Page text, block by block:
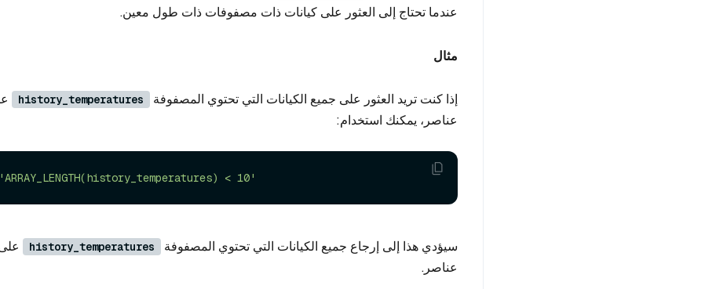
عندما تحتاج إلى العثور على كيانات ذات مصفوفات ذات طول معين.
مثال
إذا كنت تريد العثور على جميع الكيانات التي تحتوي المصفوفة history_temperatures
عناصر، يمكنك استخدام:
'ARRAY_LENGTH(history_temperatures) < 10'
سيؤدي هذا إلى إرجاع جميع الكيانات التي تحتوي المصفوفة history_temperatures
عناصر.